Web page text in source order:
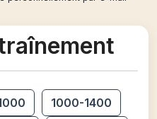
1000-1400